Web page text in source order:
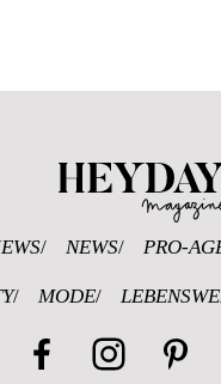
NEWS PRO-
MODE